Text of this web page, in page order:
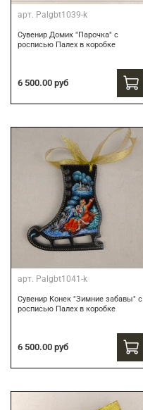
арт. Palgbt1039-k
Сувенир Домик "Парочка" с
росписью Палех в коробке
6 500.00 руб
арт. Palgbt1041-k
Сувенир Конек "Зимние забавы" с
росписью Палех в коробке
6 500.00 руб